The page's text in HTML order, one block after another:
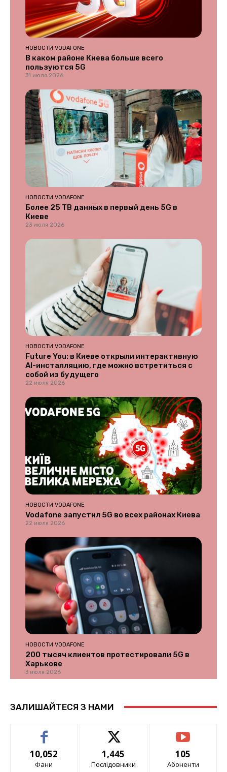
НОВОСТИ VODAFONE
В каком районе Киева больше всего
пользуются 5G
31 июля 2026
НОВОСТИ VODAFONE
Более 25 ТВ данных в первый день 5G в
Киеве
23 июля 2026
НОВОСТИ VODAFONE
Future You: в Киеве открыли интерактивную
AI-инсталляцию, где можно встретиться с
собой из будущего
22 июля 2026
НОВОСТИ VODAFONE
Vodafone запустил 5G во всех районах Киева
22 июля 2026
НОВОСТИ VODAFONE
200 тысяч клиентов протестировали 5G в
Харькове
3 июля 2026
ЗАЛИШАЙТЕСЯ З НАМИ
10,052
Фани
1,445
Послідовники
105
Абоненти